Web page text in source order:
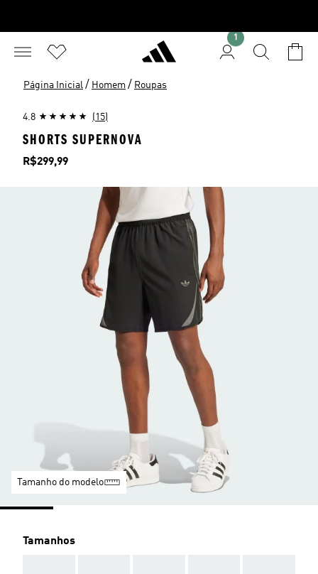
1
Página Inicial / Homem / Roupas
4.8 (15)
SHORTS SUPERNOVA
Preço
R$299,99
Tamanho do modelo
Tamanhos